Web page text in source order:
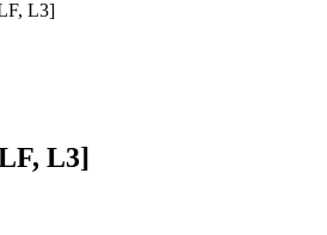
L3]
L3]